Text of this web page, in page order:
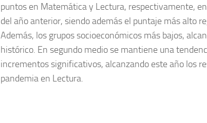
puntos en Matemática y Lectura, respectivamente,
del año anterior, siendo además el puntaje más alto
Además, los grupos socioeconómicos más bajos,
histórico. En segundo medio se mantiene una
incrementos significativos, alcanzando este año los
pandemia en Lectura.